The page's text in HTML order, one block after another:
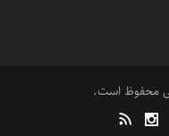
محفوظ است.